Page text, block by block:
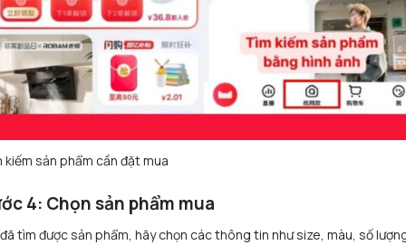
kiếm sản phẩm cần đặt mua
4: Chọn sản phẩm mua
tìm được sản phẩm, hãy chọn các thông tin như size, màu, số